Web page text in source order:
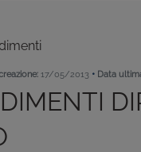
17/05/2013 • Data